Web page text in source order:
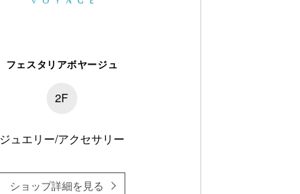
フェスタリアボヤージュ
2F
ジュエリー/アクセサリー
ショップ詳細を見る